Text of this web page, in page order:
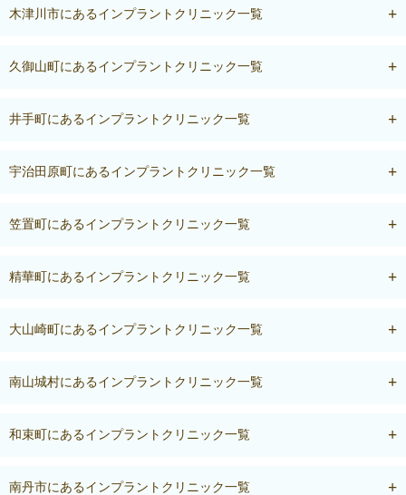
木津川市にあるインプラントクリニック一覧
久御山町にあるインプラントクリニック一覧
井手町にあるインプラントクリニック一覧
宇治田原町にあるインプラントクリニック一覧
笠置町にあるインプラントクリニック一覧
精華町にあるインプラントクリニック一覧
大山崎町にあるインプラントクリニック一覧
南山城村にあるインプラントクリニック一覧
和束町にあるインプラントクリニック一覧
南丹市にあるインプラントクリニック一覧